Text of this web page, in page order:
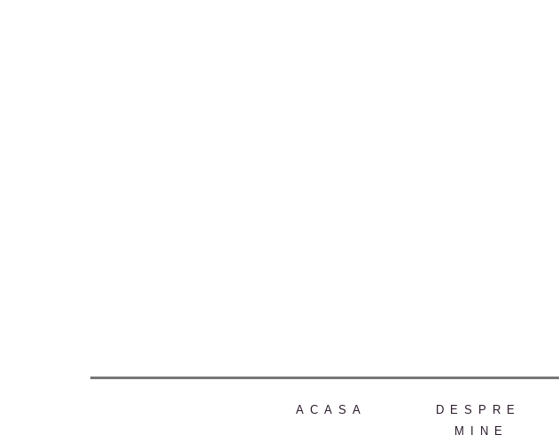
ACASA
DESPRE
MINE